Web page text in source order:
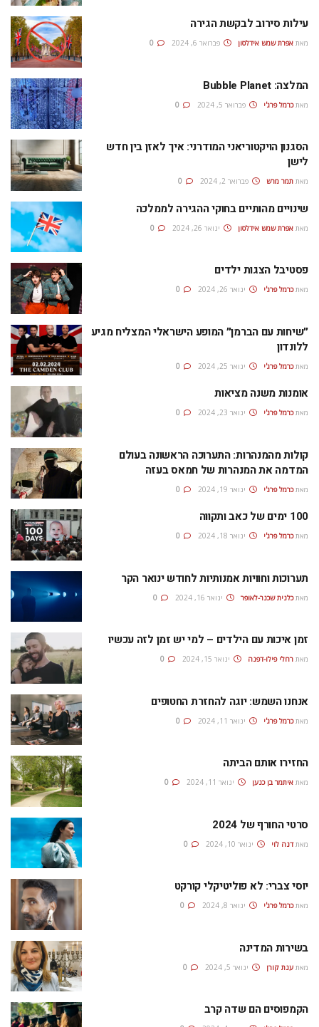
עילות סירוב לבקשת הגירה
מאת אפרת‭ ‬שמש‭ ‬אידלסון פברואר 6, 2024
המלצה: Bubble Planet
מאת כרמל פרג'י פברואר 5, 2024
הסגנון הויקטוריאני המודרני: איך לאזן בין חדש
לישן
מאת תמר מרש פברואר 2, 2024
שינויים מהותיים בחוקי ההגירה לממלכה
מאת אפרת‭ ‬שמש‭ ‬אידלסון ינואר 26, 2024
פסטיבל הצגות ילדים
מאת כרמל פרג'י ינואר 26, 2024
״שיחות עם הברמן״ המופע הישראלי המצליח מגיע
ללונדון
מאת כרמל פרג'י ינואר 25, 2024
אומנות משנה מציאות
מאת כרמל פרג'י ינואר 23, 2024
קולות מהמנהרות: התערוכה הראשונה בעולם
המדמה את המנהרות של חמאס בעזה
מאת כרמל פרג'י ינואר 19, 2024
100 ימים של כאב ותקווה
מאת כרמל פרג'י ינואר 18, 2024
תערוכות וחוויות אמנותיות לחודש ינואר הקר
מאת כלנית שכנר-לאופר ינואר 16, 2024
זמן איכות עם הילדים – למי יש זמן לזה עכשיו
מאת רחלי פילו-דפנה ינואר 15, 2024
אנחנו השמש: יוגה להחזרת החטופים
מאת כרמל פרג'י ינואר 11, 2024
החזירו אותם הביתה
מאת איתמר בן כנען ינואר 11, 2024
סרטי החורף של 2024
מאת דנה לוי ינואר 10, 2024
יוסי צברי: לא פוליטיקלי קורקט
מאת כרמל פרג'י ינואר 8, 2024
בשירות המדינה
מאת ענת קורן ינואר 5, 2024
הקמפוסים הם שדה קרב